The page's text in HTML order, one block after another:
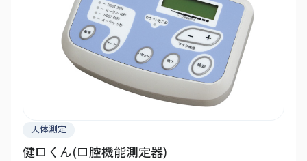
人体測定
健口くん(口腔機能測定器)